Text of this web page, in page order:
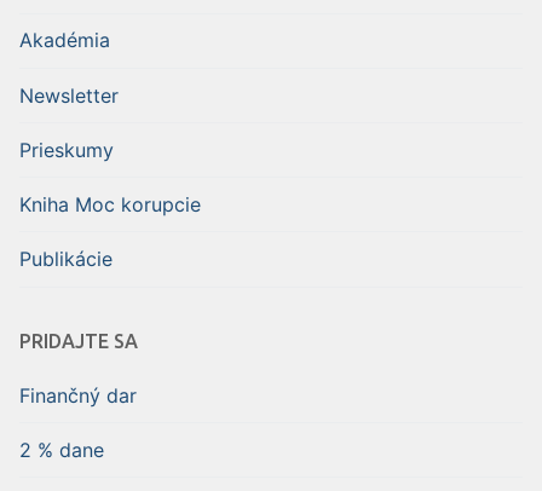
Akadémia
Newsletter
Prieskumy
Kniha Moc korupcie
Publikácie
PRIDAJTE SA
Finančný dar
2 % dane